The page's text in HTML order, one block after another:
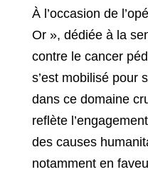
À l’occasion de
Or », dédiée à la
contre le cancer
s’est mobilisé pour
dans ce domaine
reflète
des causes
notamment en